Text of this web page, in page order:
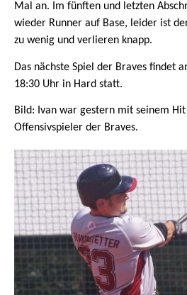
Mal an. Im fünften und letzten
wieder Runner auf Base, leider ist
zu wenig und verlieren knapp.
Das nächste Spiel der Braves findet
18:30 Uhr in Hard statt.
Bild: Ivan war gestern mit seinem
Offensivspieler der Braves.